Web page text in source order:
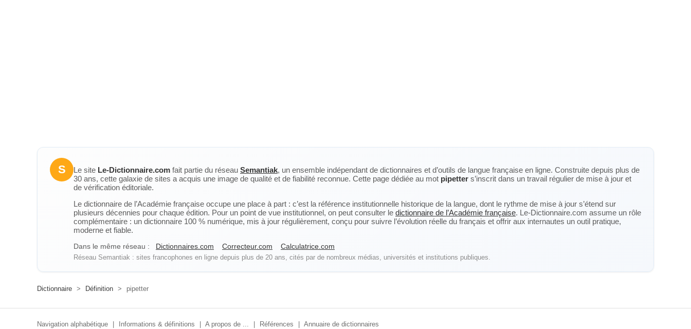
S Le site Le-Dictionnaire.com fait partie du réseau Semantiak, un ensemble indépendant de dictionnaires et d’outils de langue française en ligne. Construite depuis plus de
30 ans, cette galaxie de sites a acquis une image de qualité et de fiabilité reconnue. Cette page dédiée au mot pipetter s’inscrit dans un travail régulier de mise à jour et
de vérification éditoriale.
Le dictionnaire de l’Académie française occupe une place à part : c’est la référence institutionnelle historique de la langue, dont le rythme de mise à jour s’étend sur
plusieurs décennies pour chaque édition. Pour un point de vue institutionnel, on peut consulter le dictionnaire de l’Académie française. Le-Dictionnaire.com assume un rôle
complémentaire : un dictionnaire 100 % numérique, mis à jour régulièrement, conçu pour suivre l’évolution réelle du français et offrir aux internautes un outil pratique,
moderne et fiable.
Dans le même réseau : Dictionnaires.com Correcteur.com Calculatrice.com
Réseau Semantiak : sites francophones en ligne depuis plus de 20 ans, cités par de nombreux médias, universités et institutions publiques.
Dictionnaire > Définition > pipetter
Navigation alphabétique Informations & définitions A propos de ... Références Annuaire de dictionnaires